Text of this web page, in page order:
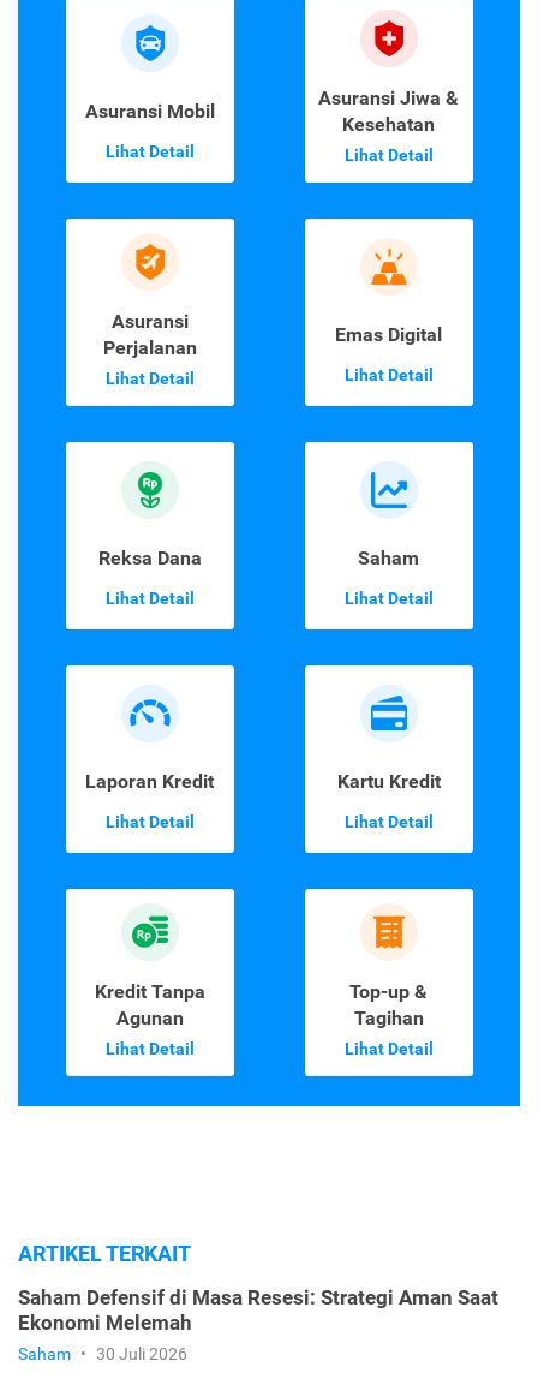
Asuransi Mobil
Lihat Detail
Asuransi Jiwa &
Kesehatan
Lihat Detail
Asuransi
Perjalanan
Lihat Detail
Emas Digital
Lihat Detail
Reksa Dana
Lihat Detail
Saham
Lihat Detail
Laporan Kredit
Lihat Detail
Kartu Kredit
Lihat Detail
Kredit Tanpa
Agunan
Lihat Detail
Top-up &
Tagihan
Lihat Detail
ARTIKEL TERKAIT
Saham Defensif di Masa Resesi: Strategi Aman Saat
Ekonomi Melemah
Saham • 30 Juli 2026